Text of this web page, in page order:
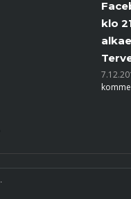
klo 21.00
alkaen.
7.12.2018 | 0
kommenttia